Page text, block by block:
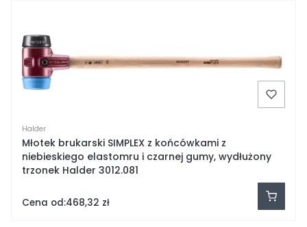
Halder
Młotek brukarski SIMPLEX z końcówkami z
niebieskiego elastomru i czarnej gumy, wydłużony
trzonek Halder 3012.081
Cena od:468,32 zł